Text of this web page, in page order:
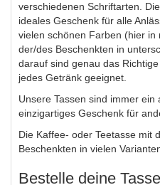
verschiedenen Schriftarten.
ideales Geschenk für alle
vielen schönen Farben (hier in
der/des Beschenkten in
darauf sind genau das
jedes Getränk geeignet.
Unsere Tassen sind immer
einzigartiges Geschenk für
Die Kaffee- oder Teetasse mit
Beschenkten in vielen
Bestelle deine